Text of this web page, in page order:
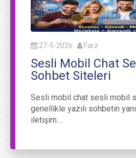
27-5-2026 Farz
Sesli Mobil Chat
Sohbet Siteleri
Sesli mobil chat sesli mobil
genellikle yazılı sohbetin
iletişim…